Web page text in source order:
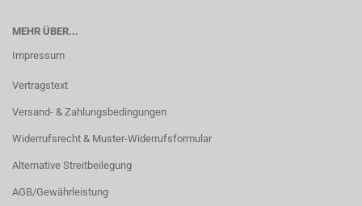
MEHR ÜBER...
Impressum
Vertragstext
Versand- & Zahlungsbedingungen
Widerrufsrecht & Muster-Widerrufsformular
Alternative Streitbeilegung
AGB/Gewährleistung